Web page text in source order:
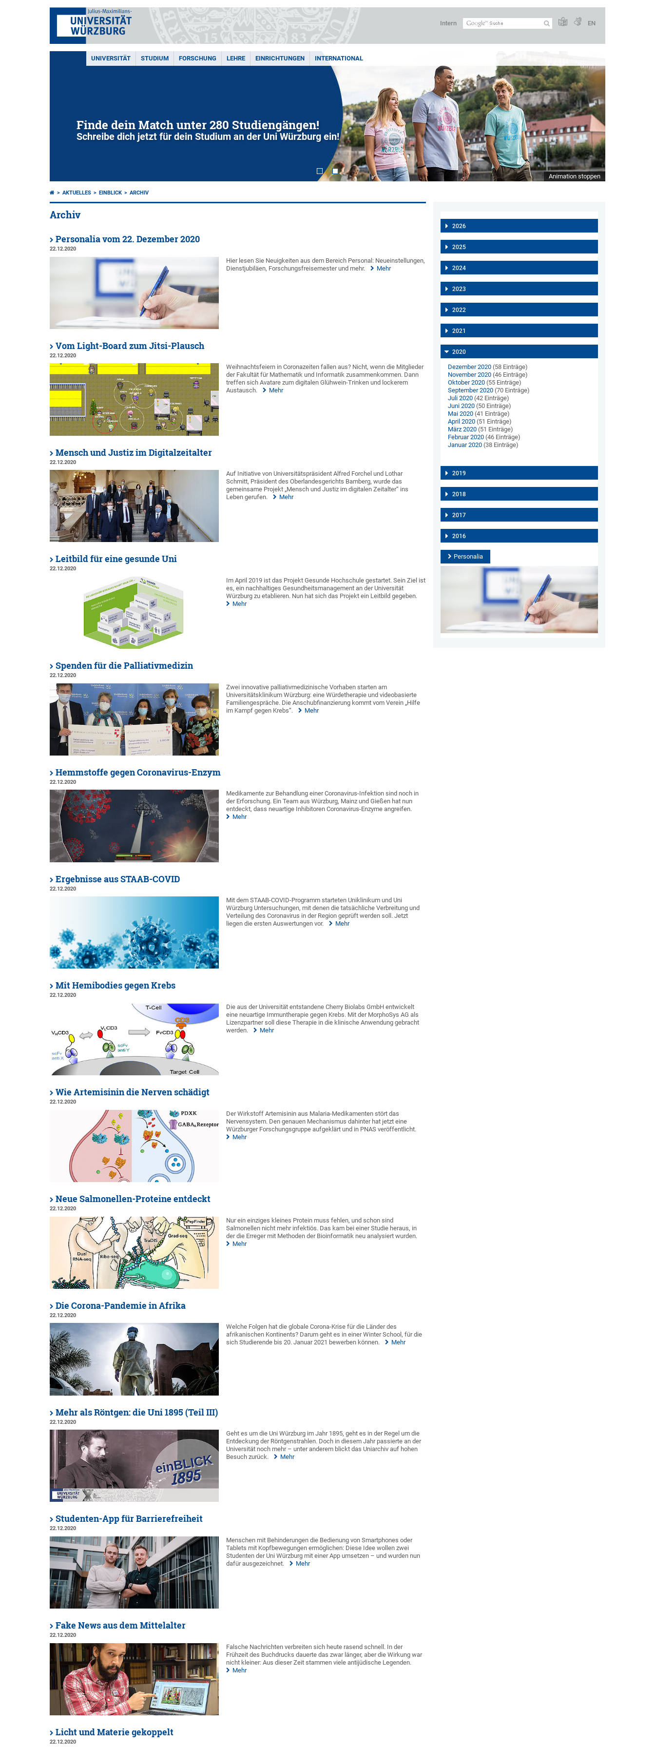
Intern EN
UNIVERSITÄT STUDIUM FORSCHUNG LEHRE EINRICHTUNGEN INTERNATIONAL
Finde dein Match unter 280 Studiengängen!
Schreibe dich jetzt für dein Studium an der Uni Würzburg ein!
Animation stoppen
AKTUELLES EINBLICK ARCHIV
Archiv
Personalia vom 22. Dezember 2020
22.12.2020
Hier lesen Sie Neuigkeiten aus dem Bereich Personal: Neueinstellungen,
Dienstjubiläen, Forschungsfreisemester und mehr.
Mehr
Vom Light-Board zum Jitsi-Plausch
22.12.2020
Weihnachtsfeiern in Coronazeiten fallen aus? Nicht, wenn die Mitglieder
der Fakultät für Mathematik und Informatik zusammenkommen. Dann
treffen sich Avatare zum digitalen Glühwein-Trinken und lockerem
Austausch.
Mehr
Mensch und Justiz im Digitalzeitalter
22.12.2020
Auf Initiative von Universitätspräsident Alfred Forchel und Lothar
Schmitt, Präsident des Oberlandesgerichts Bamberg, wurde das
gemeinsame Projekt „Mensch und Justiz im digitalen Zeitalter“ ins
Leben gerufen.
Mehr
Leitbild für eine gesunde Uni
22.12.2020
Im April 2019 ist das Projekt Gesunde Hochschule gestartet. Sein Ziel ist
es, ein nachhaltiges Gesundheitsmanagement an der Universität
Würzburg zu etablieren. Nun hat sich das Projekt ein Leitbild gegeben.
Mehr
Spenden für die Palliativmedizin
22.12.2020
Zwei innovative palliativmedizinische Vorhaben starten am
Universitätsklinikum Würzburg: eine Würdetherapie und videobasierte
Familiengespräche. Die Anschubfinanzierung kommt vom Verein „Hilfe
im Kampf gegen Krebs“.
Mehr
Hemmstoffe gegen Coronavirus-Enzym
22.12.2020
Medikamente zur Behandlung einer Coronavirus-Infektion sind noch in
der Erforschung. Ein Team aus Würzburg, Mainz und Gießen hat nun
entdeckt, dass neuartige Inhibitoren Coronavirus-Enzyme angreifen.
Mehr
Ergebnisse aus STAAB-COVID
22.12.2020
Mit dem STAAB-COVID-Programm starteten Uniklinikum und Uni
Würzburg Untersuchungen, mit denen die tatsächliche Verbreitung und
Verteilung des Coronavirus in der Region geprüft werden soll. Jetzt
liegen die ersten Auswertungen vor.
Mehr
Mit Hemibodies gegen Krebs
22.12.2020
Die aus der Universität entstandene Cherry Biolabs GmbH entwickelt
eine neuartige Immuntherapie gegen Krebs. Mit der MorphoSys AG als
Lizenzpartner soll diese Therapie in die klinische Anwendung gebracht
werden.
Mehr
Wie Artemisinin die Nerven schädigt
22.12.2020
Der Wirkstoff Artemisinin aus Malaria-Medikamenten stört das
Nervensystem. Den genauen Mechanismus dahinter hat jetzt eine
Würzburger Forschungsgruppe aufgeklärt und in PNAS veröffentlicht.
Mehr
Neue Salmonellen-Proteine entdeckt
22.12.2020
Nur ein einziges kleines Protein muss fehlen, und schon sind
Salmonellen nicht mehr infektiös. Das kam bei einer Studie heraus, in
der die Erreger mit Methoden der Bioinformatik neu analysiert wurden.
Mehr
Die Corona-Pandemie in Afrika
22.12.2020
Welche Folgen hat die globale Corona-Krise für die Länder des
afrikanischen Kontinents? Darum geht es in einer Winter School, für die
sich Studierende bis 20. Januar 2021 bewerben können.
Mehr
Mehr als Röntgen: die Uni 1895 (Teil III)
22.12.2020
Geht es um die Uni Würzburg im Jahr 1895, geht es in der Regel um die
Entdeckung der Röntgenstrahlen. Doch in diesem Jahr passierte an der
Universität noch mehr – unter anderem blickt das Uniarchiv auf hohen
Besuch zurück.
Mehr
Studenten-App für Barrierefreiheit
22.12.2020
Menschen mit Behinderungen die Bedienung von Smartphones oder
Tablets mit Kopfbewegungen ermöglichen: Diese Idee wollen zwei
Studenten der Uni Würzburg mit einer App umsetzen – und wurden nun
dafür ausgezeichnet.
Mehr
Fake News aus dem Mittelalter
22.12.2020
Falsche Nachrichten verbreiten sich heute rasend schnell. In der
Frühzeit des Buchdrucks dauerte das zwar länger, aber die Wirkung war
nicht kleiner: Aus dieser Zeit stammen viele antijüdische Legenden.
Mehr
Licht und Materie gekoppelt
22.12.2020
2026
2025
2024
2023
2022
2021
2020
Dezember 2020(58 Einträge)
November 2020(46 Einträge)
Oktober 2020(55 Einträge)
September 2020(70 Einträge)
Juli 2020(42 Einträge)
Juni 2020(50 Einträge)
Mai 2020(41 Einträge)
April 2020(51 Einträge)
März 2020(51 Einträge)
Februar 2020(46 Einträge)
Januar 2020(38 Einträge)
2019
2018
2017
2016
Personalia